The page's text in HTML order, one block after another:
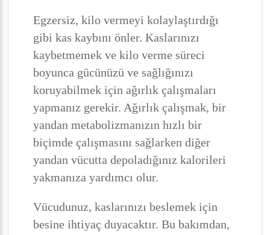
Egzersiz, kilo vermeyi kolaylaştırdığı
gibi kas kaybını önler. Kaslarınızı
kaybetmemek ve kilo verme süreci
boyunca gücünüzü ve sağlığınızı
koruyabilmek için ağırlık çalışmaları
yapmanız gerekir. Ağırlık çalışmak, bir
yandan metabolizmanızın hızlı bir
biçimde çalışmasını sağlarken diğer
yandan vücutta depoladığınız kalorileri
yakmanıza yardımcı olur.
Vücudunuz, kaslarınızı beslemek için
besine ihtiyaç duyacaktır. Bu bakımdan,